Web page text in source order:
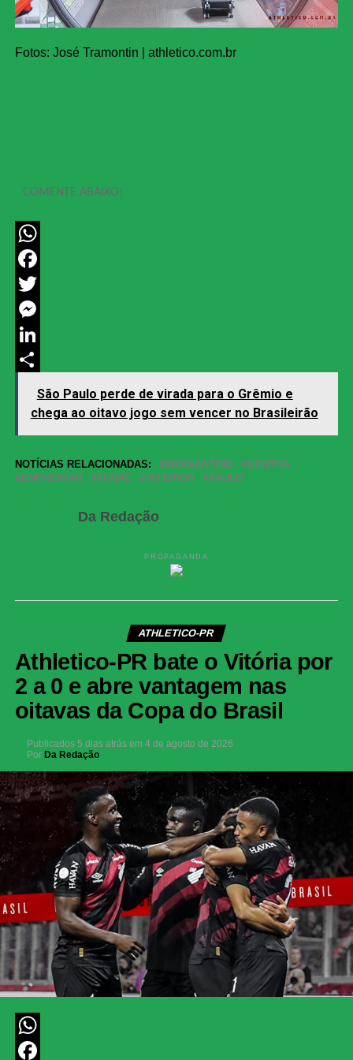
Fotos: José Tramontin | athletico.com.br
COMENTE ABAIXO:
WhatsApp
Facebook
Twitter
Messenger
LinkedIn
São Paulo perde de virada para o Grêmio e
chega ao oitavo jogo sem vencer no Brasileirão
NOTÍCIAS RELACIONADAS: BRAGANTINO
CONTRA
ENFRENTAR
FURAC INTERIOR PAULO
Da Redação
PROPAGANDA
ATHLETICO-PR
Athletico-PR bate o Vitória por
2 a 0 e abre vantagem nas
oitavas da Copa do Brasil
Publicados 5 dias atrás em 4 de agosto de 2026
Por Da Redação
WhatsApp